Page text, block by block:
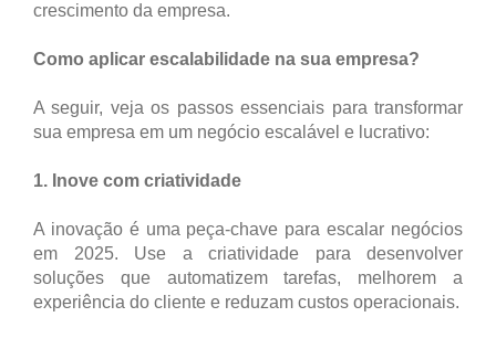
crescimento da empresa.
Como aplicar escalabilidade na sua empresa?
A seguir, veja os passos essenciais para transformar
sua empresa em um negócio escalável e lucrativo:
1. Inove com criatividade
A inovação é uma peça-chave para escalar negócios
em 2025. Use a criatividade para desenvolver
soluções que automatizem tarefas, melhorem a
experiência do cliente e reduzam custos operacionais.